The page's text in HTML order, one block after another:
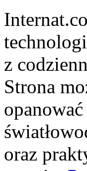
z
Strona
oraz